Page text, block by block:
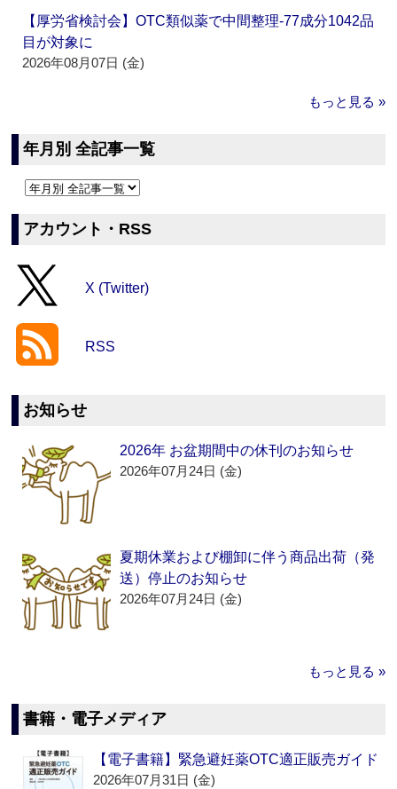
【厚労省検討会】OTC類似薬で中間整理‐77成分1042品
目が対象に
2026年08月07日 (金)
もっと見る »
年月別 全記事一覧
アカウント・RSS
X (Twitter)
RSS
お知らせ
2026年 お盆期間中の休刊のお知らせ
2026年07月24日 (金)
夏期休業および棚卸に伴う商品出荷（発
送）停止のお知らせ
2026年07月24日 (金)
もっと見る »
書籍・電子メディア
【電子書籍】緊急避妊薬OTC適正販売ガイド
2026年07月31日 (金)